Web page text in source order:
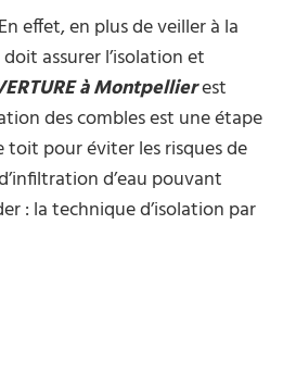
effet, en plus de veiller à la
assurer l’isolation et
à Montpellierest
des combles est une étape
pour éviter les risques de
d’eau pouvant
: la technique d’isolation par